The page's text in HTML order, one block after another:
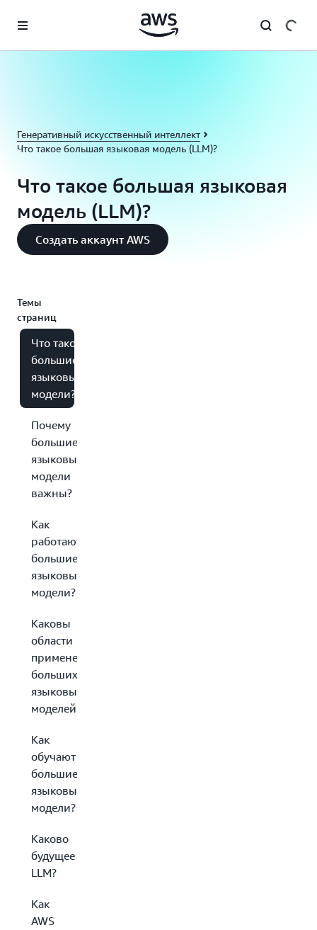
Перейти к главному контенту
Генеративный искусственный интеллект
Что такое большая языковая модель (LLM)?
Что такое большая языковая
модель (LLM)?
Создать аккаунт AWS
Темы
страниц
Что такое
большие
языковые
модели?
Почему
большие
языковые
модели
важны?
Как
работают
большие
языковые
модели?
Каковы
области
применения
больших
языковых
моделей?
Как
обучают
большие
языковые
модели?
Каково
будущее
LLM?
Как
AWS